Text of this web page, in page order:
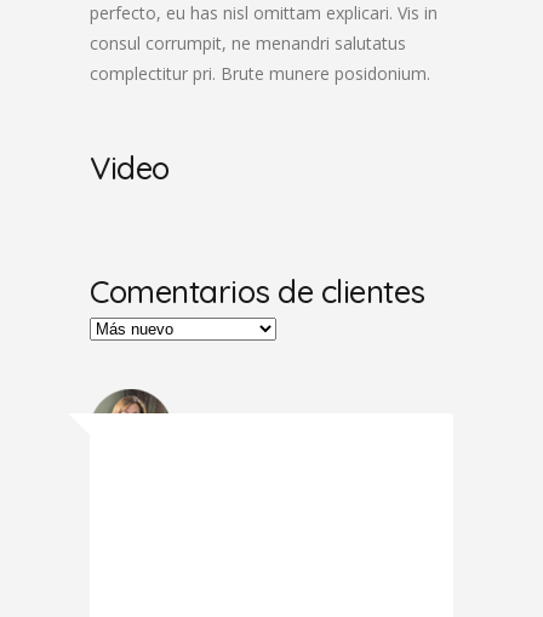
perfecto, eu has nisl omittam explicari. Vis in
consul corrumpit, ne menandri salutatus
complectitur pri. Brute munere posidonium.
Video
Comentarios de clientes